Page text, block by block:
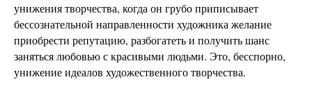
унижения творчества, когда он грубо приписывает
бессознательной направленности художника желание
приобрести репутацию, разбогатеть и получить шанс
заняться любовью с красивыми людьми. Это, бесспорно,
унижение идеалов художественного творчества.